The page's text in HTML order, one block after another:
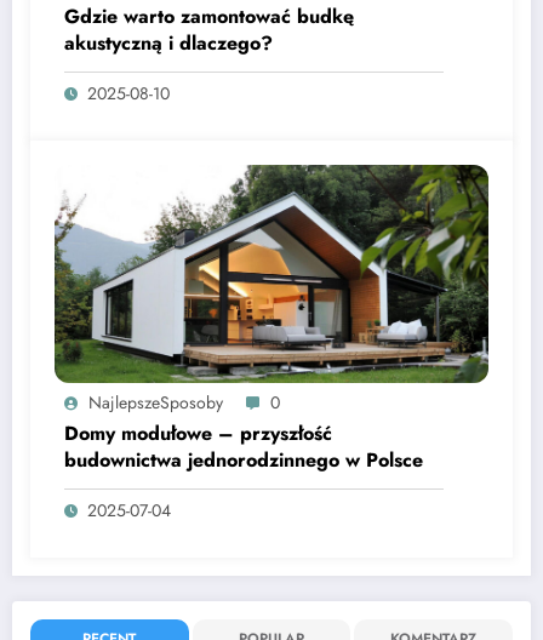
Gdzie warto zamontować budkę
akustyczną i dlaczego?
2025-08-10
NajlepszeSposoby 0
Domy modułowe – przyszłość
budownictwa jednorodzinnego w Polsce
2025-07-04